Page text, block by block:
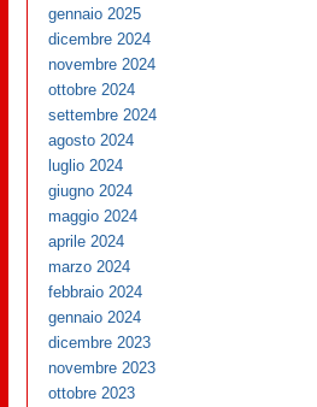
gennaio 2025
dicembre 2024
novembre 2024
ottobre 2024
settembre 2024
agosto 2024
luglio 2024
giugno 2024
maggio 2024
aprile 2024
marzo 2024
febbraio 2024
gennaio 2024
dicembre 2023
novembre 2023
ottobre 2023